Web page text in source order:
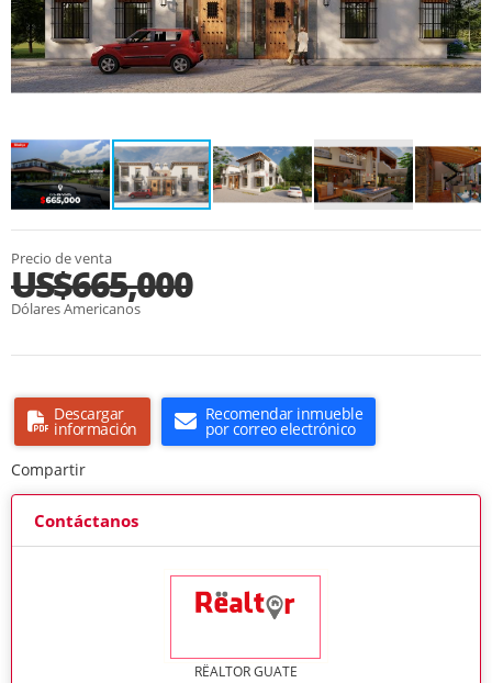
Precio de venta
US$665,000
Dólares Americanos
Descargar
información
Recomendar inmueble
por correo electrónico
Compartir
Contáctanos
RËALTOR GUATE